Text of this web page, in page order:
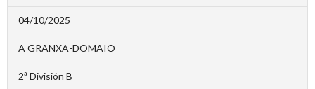
04/10/2025
A GRANXA-DOMAIO
2ª División B